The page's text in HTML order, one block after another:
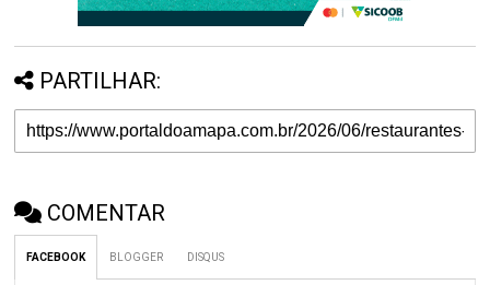
PARTILHAR:
COMENTAR
FACEBOOK BLOGGER DISQUS